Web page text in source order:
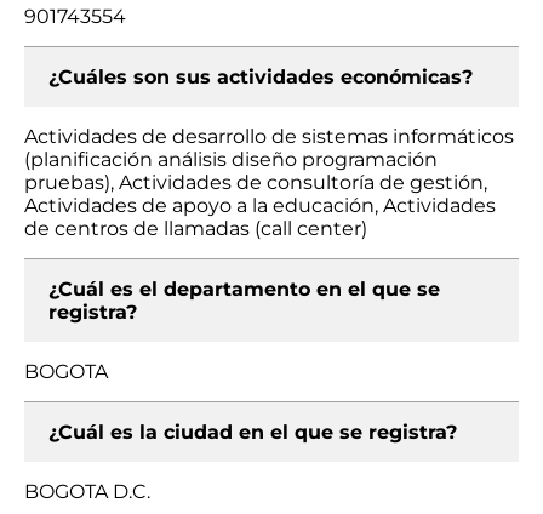
901743554
¿Cuáles son sus actividades económicas?
Actividades de desarrollo de sistemas informáticos
(planificación análisis diseño programación
pruebas), Actividades de consultoría de gestión,
Actividades de apoyo a la educación, Actividades
de centros de llamadas (call center)
¿Cuál es el departamento en el que se
registra?
BOGOTA
¿Cuál es la ciudad en el que se registra?
BOGOTA D.C.